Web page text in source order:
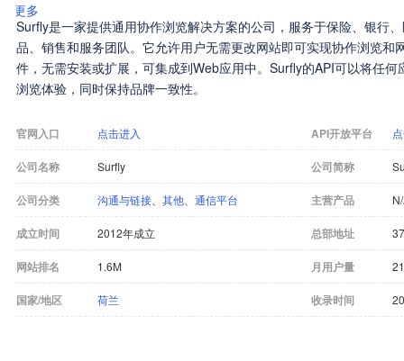
更多
Surfly是一家提供通用协作浏览解决方案的公司，服务于保险、银行
品、销售和服务团队。它允许用户无需更改网站即可实现协作浏览和
件，无需安装或扩展，可集成到Web应用中。Surfly的API可以将任
浏览体验，同时保持品牌一致性。
官网入口 点击进入 API开放平台
公司名称 Surfly 公司简称
公司分类 沟通与链接 其他 通信平台 主营产品
成立时间 2012年成立 总部地址
网站排名 1.6M 月用户量
国家/地区 荷兰 收录时间